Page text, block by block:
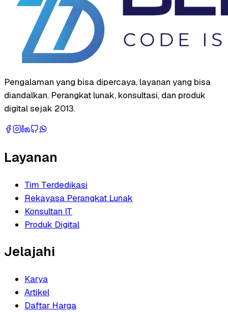
Pengalaman yang bisa dipercaya, layanan yang bisa
diandalkan. Perangkat lunak, konsultasi, dan produk
digital sejak 2013.
Layanan
Tim Terdedikasi
Rekayasa Perangkat Lunak
Konsultan IT
Produk Digital
Jelajahi
Karya
Artikel
Daftar Harga